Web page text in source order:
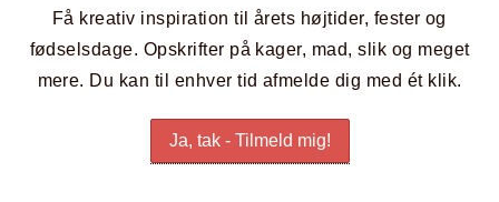
Få kreativ inspiration til årets højtider, fester og
fødselsdage. Opskrifter på kager, mad, slik og meget
mere. Du kan til enhver tid afmelde dig med ét klik.